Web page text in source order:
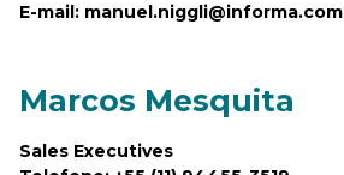
E-mail: manuel.niggli@informa.com
Marcos Mesquita
Sales Executives